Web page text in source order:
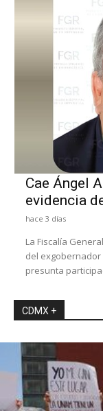
Cae Ángel
evidencia
hace 3 días
La Fiscalía
del exgobernador
presunta
CDMX +